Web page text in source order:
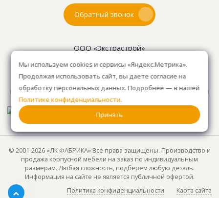
Обратный звонок
ООО «Экстрастрой»
ОГРН 1157746804753
Как проехать: 15км от Мкад, в среднем 10-15 мин. на
машине.Для клиентов без авто, оплачиваем такси
от м. Анино.
© 2001-2026 «ЛК ФАБРИКА» Все права защищены. Производство и
продажа корпусной мебели на заказ по индивидуальным
размерам. Любая сложность, подберем любую деталь.
Информация на сайте не является публичной офертой.
Политика конфиденциальности
Карта сайта
Мы используем cookies и сервисы «Яндекс.Метрика».
Продолжая использовать сайт, вы даете согласие на
обработку персональных данных. Подробнее — в нашей
Политике конфиденциальности.
Принять